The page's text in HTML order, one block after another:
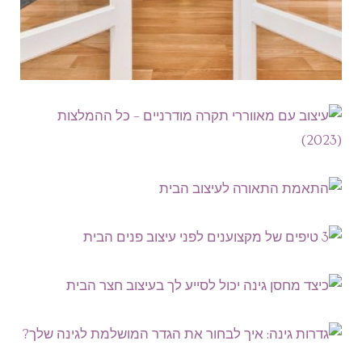
מודרניים – כל ההמלצות
והנוחות של כל חדר. הם מציעים מגוון רחב של סגנונות,
גדלים וצבעים,
התאמת התאורה לעיצוב הבית
אי אפשר להכחיש את החשיבות של תאורה בעיצוב
3 טיפים של מקצוענים לפני
עיצוב פנים הבית
כיצד מחסן גינה יכול לסייע
לך בעיצוב חצר הבית